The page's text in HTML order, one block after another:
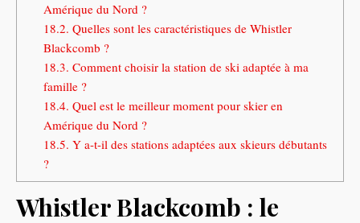
Amérique du Nord ?
18.2. Quelles sont les caractéristiques de Whistler
Blackcomb ?
18.3. Comment choisir la station de ski adaptée à ma
famille ?
18.4. Quel est le meilleur moment pour skier en
Amérique du Nord ?
18.5. Y a-t-il des stations adaptées aux skieurs débutants
?
Whistler Blackcomb : le